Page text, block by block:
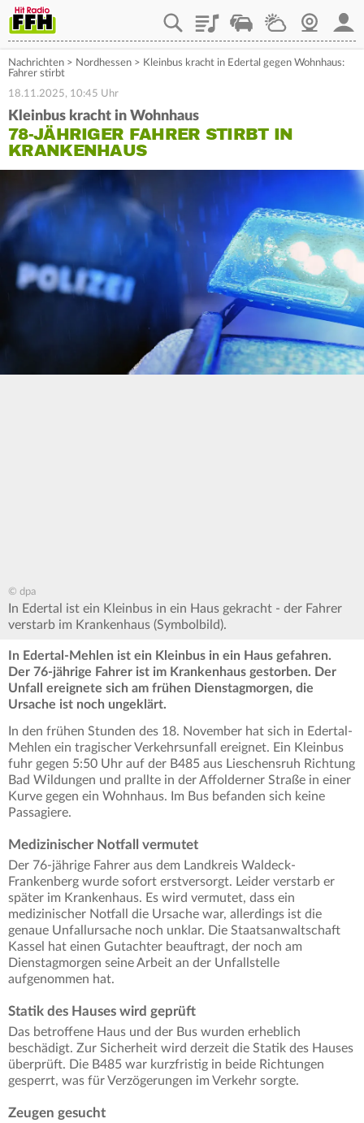
PlaylistStaupilotWetterWebcam
Nachrichten > Nordhessen > Kleinbus kracht in Edertal gegen Wohnhaus:
Fahrer stirbt
18.11.2025, 10:45 Uhr
Kleinbus kracht in Wohnhaus
78-JÄHRIGER FAHRER STIRBT IN
KRANKENHAUS
© dpa
In Edertal ist ein Kleinbus in ein Haus gekracht - der Fahrer
verstarb im Krankenhaus (Symbolbild).
In Edertal-Mehlen ist ein Kleinbus in ein Haus gefahren.
Der 76-jährige Fahrer ist im Krankenhaus gestorben. Der
Unfall ereignete sich am frühen Dienstagmorgen, die
Ursache ist noch ungeklärt.
In den frühen Stunden des 18. November hat sich in Edertal-
Mehlen ein tragischer Verkehrsunfall ereignet. Ein Kleinbus
fuhr gegen 5:50 Uhr auf der B485 aus Lieschensruh Richtung
Bad Wildungen und prallte in der Affolderner Straße in einer
Kurve gegen ein Wohnhaus. Im Bus befanden sich keine
Passagiere.
Medizinischer Notfall vermutet
Der 76-jährige Fahrer aus dem Landkreis Waldeck-
Frankenberg wurde sofort erstversorgt. Leider verstarb er
später im Krankenhaus. Es wird vermutet, dass ein
medizinischer Notfall die Ursache war, allerdings ist die
genaue Unfallursache noch unklar. Die Staatsanwaltschaft
Kassel hat einen Gutachter beauftragt, der noch am
Dienstagmorgen seine Arbeit an der Unfallstelle
aufgenommen hat.
Statik des Hauses wird geprüft
Das betroffene Haus und der Bus wurden erheblich
beschädigt. Zur Sicherheit wird derzeit die Statik des Hauses
überprüft. Die B485 war kurzfristig in beide Richtungen
gesperrt, was für Verzögerungen im Verkehr sorgte.
Zeugen gesucht